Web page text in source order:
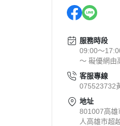
服務時段
09:00～
～ 礙優網由
客服專線
075523732
地址
801007高雄
人高雄市超